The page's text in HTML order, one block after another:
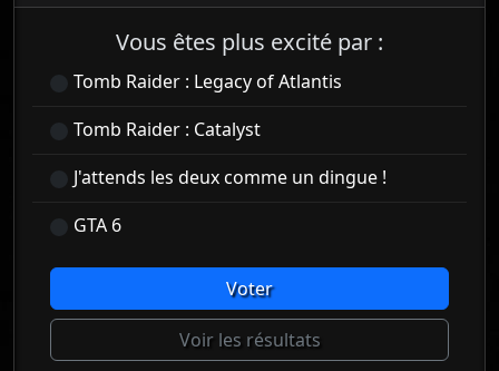
Vous êtes plus excité par :
Tomb Raider : Legacy of Atlantis
Tomb Raider : Catalyst
J'attends les deux comme un dingue !
GTA 6
Voter
Voir les résultats